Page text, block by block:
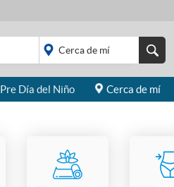
placeholder="Todo el
Pre Día del Niño Cerca de mí